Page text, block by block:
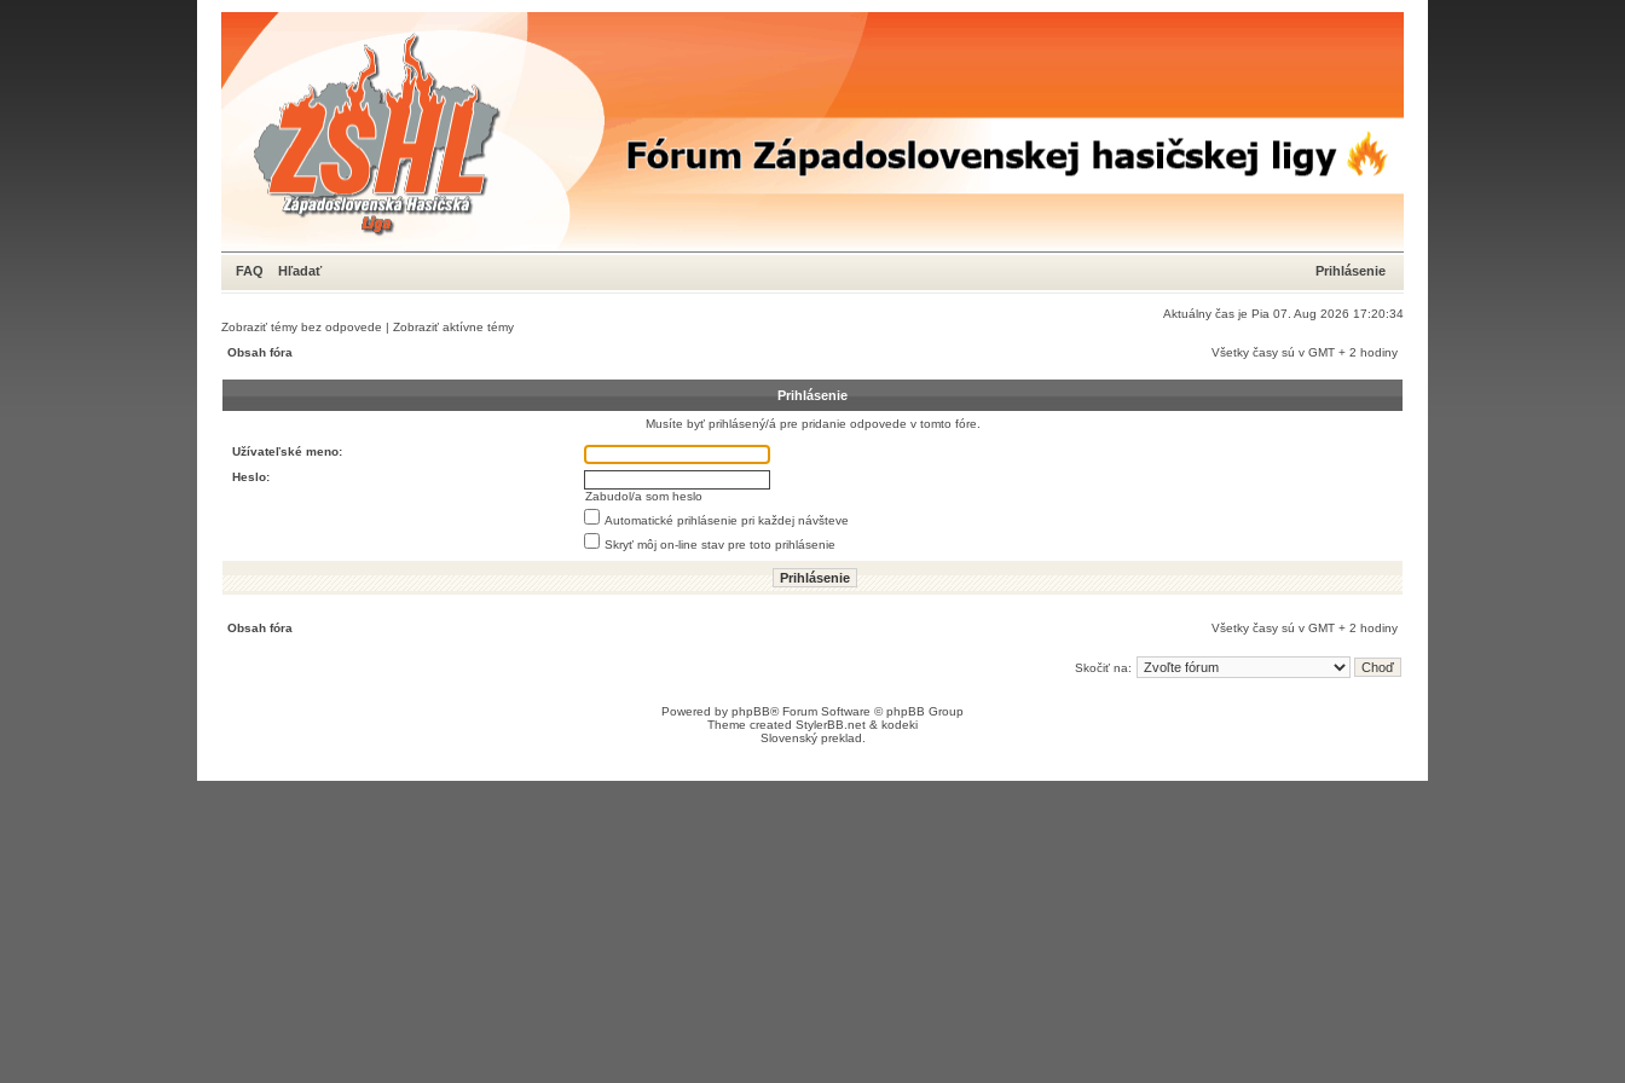
FAQ Hľadať Prihlásenie
Aktuálny čas je Pia 07. Aug 2026 17:20:34
Zobraziť témy bez odpovede | Zobraziť aktívne témy
Obsah fóra
Všetky časy sú v GMT + 2 hodiny
Prihlásenie
Musíte byť prihlásený/á pre pridanie odpovede v tomto fóre.
Užívateľské meno:
Heslo:
Zabudol/a som heslo
Automatické prihlásenie pri každej návšteve
Skryť môj on-line stav pre toto prihlásenie
Obsah fóra Všetky časy sú v GMT + 2 hodiny
Skočiť na:
Powered by phpBB® Forum Software © phpBB Group
Theme created StylerBB.net & kodeki
Slovenský preklad